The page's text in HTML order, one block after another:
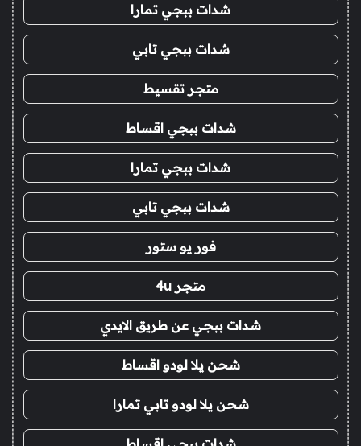
شدات ببجي تمارا
شدات ببجي تابي
متجر تقسيط
شدات ببجي اقساط
شدات ببجي تمارا
شدات ببجي تابي
فور يو ستور
متجر 4u
شدات ببجي عن طريق الايدي
شحن يلا لودو اقساط
شحن يلا لودو تابي تمارا